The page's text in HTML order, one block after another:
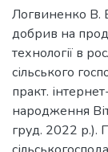
Логвиненко В.
добрив на
технології в
сільського
практ.
народження
груд. 2022 р.).